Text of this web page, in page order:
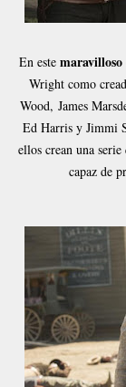
En este
Wright como
Wood,James
Ed Harris y Jimmi
ellos crean una
capaz de